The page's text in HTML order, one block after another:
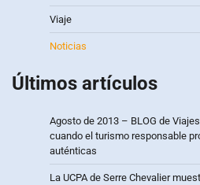
Viaje
Noticias
Últimos artículos
Agosto de 2013 – BLOG de
cuando el turismo responsable
auténticas
La UCPA de Serre Chevalier